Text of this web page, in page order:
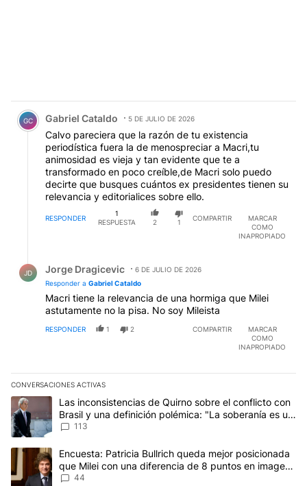
Comentario de Gabriel Cataldo.
GC Gabriel Cataldo 5 DE JULIO DE 2026
Calvo pareciera que la razón de tu existencia
periodística fuera la de menospreciar a Macri,tu
animosidad es vieja y tan evidente que te a
transformado en poco creíble,de Macri solo puedo
decirte que busques cuántos ex presidentes tienen su
relevancia y editorialices sobre ello.
RESPONDER
1
RESPUESTA
2 1
COMPARTIR
MARCAR
COMO
INAPROPIADO
JD Jorge Dragicevic
6 DE JULIO DE 2026
Responder a Gabriel Cataldo
Macri tiene la relevancia de una hormiga que Milei
astutamente no la pisa. No soy Mileista
RESPONDER 1 2 COMPARTIR
MARCAR
COMO
INAPROPIADO
CONVERSACIONES ACTIVAS
Este listado muestra los artículos con más comentarios en los
Un artículo de tendencia con el título "Las inconsistencias de
Las inconsistencias de Quirno sobre el conflicto con
Brasil y una definición polémica: "La soberanía es un
concepto antiguo"
113
Un artículo de tendencia con el título "Encuesta: Patricia
Encuesta: Patricia Bullrich queda mejor posicionada
que Milei con una diferencia de 8 puntos en imagen
negativa
44